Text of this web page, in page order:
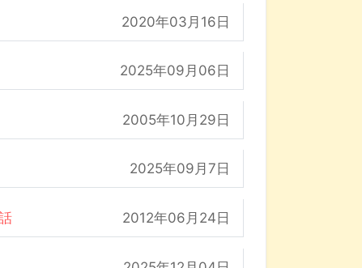
2020年03月16日
2025年09月06日
2005年10月29日
2025年09月7日
2012年06月24日